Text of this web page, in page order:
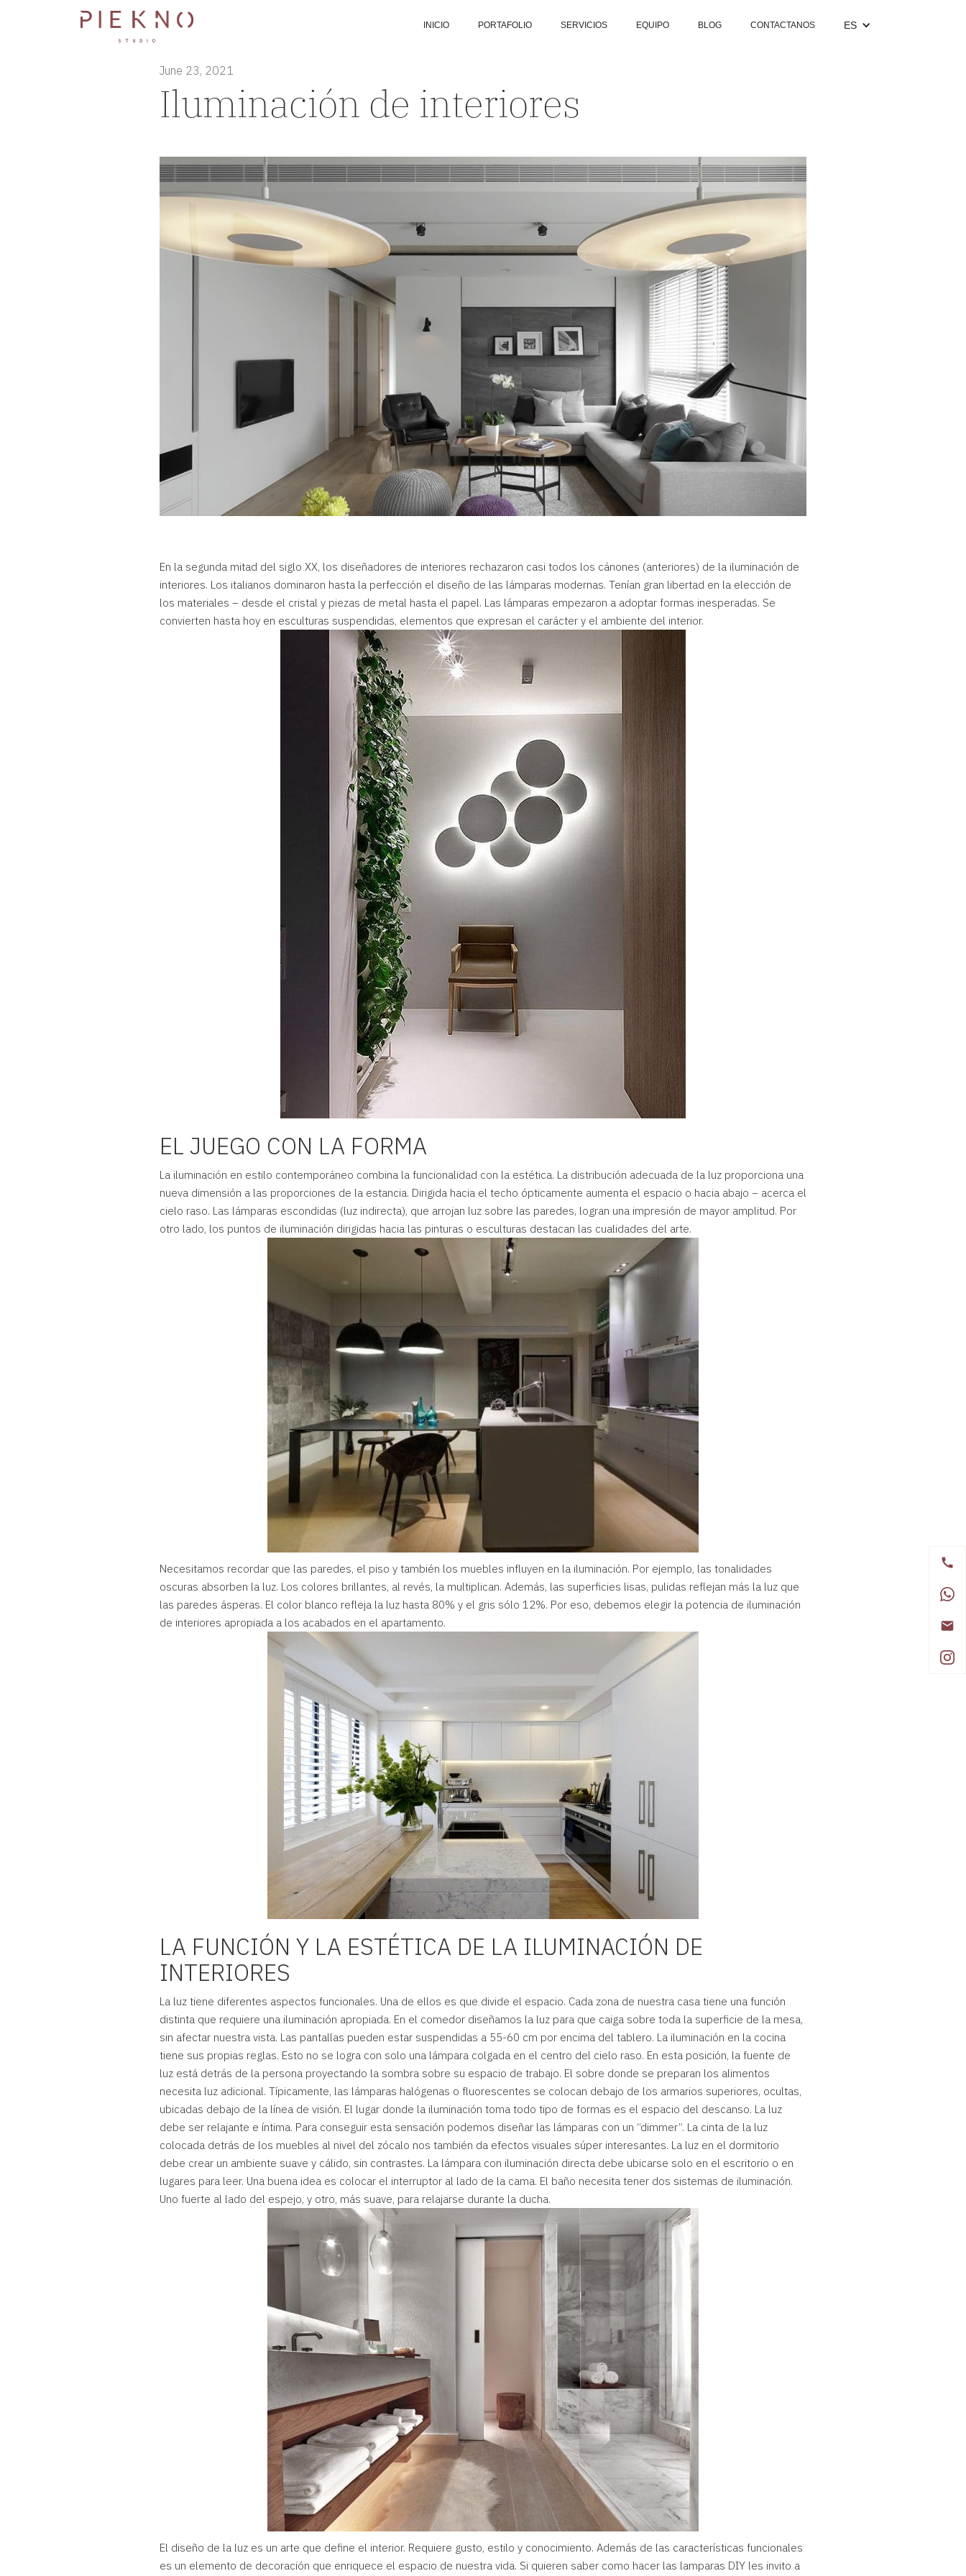
INICIO PORTAFOLIO SERVICIOS EQUIPO BLOG CONTACTANOS ES
June 23, 2021
Iluminación de interiores
En la segunda mitad del siglo XX, los diseñadores de interiores rechazaron casi todos los cánones (anteriores) de la iluminación de
interiores. Los italianos dominaron hasta la perfección el diseño de las lámparas modernas. Tenían gran libertad en la elección de
los materiales – desde el cristal y piezas de metal hasta el papel. Las lámparas empezaron a adoptar formas inesperadas. Se
convierten hasta hoy en esculturas suspendidas, elementos que expresan el carácter y el ambiente del interior.
EL JUEGO CON LA FORMA
La iluminación en estilo contemporáneo combina la funcionalidad con la estética. La distribución adecuada de la luz proporciona una
nueva dimensión a las proporciones de la estancia. Dirigida hacia el techo ópticamente aumenta el espacio o hacia abajo – acerca el
cielo raso. Las lámparas escondidas (luz indirecta), que arrojan luz sobre las paredes, logran una impresión de mayor amplitud. Por
otro lado, los puntos de iluminación dirigidas hacia las pinturas o esculturas destacan las cualidades del arte.
Necesitamos recordar que las paredes, el piso y también los muebles influyen en la iluminación. Por ejemplo, las tonalidades
oscuras absorben la luz. Los colores brillantes, al revés, la multiplican. Además, las superficies lisas, pulidas reflejan más la luz que
las paredes ásperas. El color blanco refleja la luz hasta 80% y el gris sólo 12%. Por eso, debemos elegir la potencia de iluminación
de interiores apropiada a los acabados en el apartamento.
LA FUNCIÓN Y LA ESTÉTICA DE LA ILUMINACIÓN DE
INTERIORES
La luz tiene diferentes aspectos funcionales. Una de ellos es que divide el espacio. Cada zona de nuestra casa tiene una función
distinta que requiere una iluminación apropiada. En el comedor diseñamos la luz para que caiga sobre toda la superficie de la mesa,
sin afectar nuestra vista. Las pantallas pueden estar suspendidas a 55-60 cm por encima del tablero. La iluminación en la cocina
tiene sus propias reglas. Esto no se logra con solo una lámpara colgada en el centro del cielo raso. En esta posición, la fuente de
luz está detrás de la persona proyectando la sombra sobre su espacio de trabajo. El sobre donde se preparan los alimentos
necesita luz adicional. Típicamente, las lámparas halógenas o fluorescentes se colocan debajo de los armarios superiores, ocultas,
ubicadas debajo de la línea de visión. El lugar donde la iluminación toma todo tipo de formas es el espacio del descanso. La luz
debe ser relajante e íntima. Para conseguir esta sensación podemos diseñar las lámparas con un “dimmer”. La cinta de la luz
colocada detrás de los muebles al nivel del zócalo nos también da efectos visuales súper interesantes. La luz en el dormitorio
debe crear un ambiente suave y cálido, sin contrastes. La lámpara con iluminación directa debe ubicarse solo en el escritorio o en
lugares para leer. Una buena idea es colocar el interruptor al lado de la cama. El baño necesita tener dos sistemas de iluminación.
Uno fuerte al lado del espejo, y otro, más suave, para relajarse durante la ducha.
El diseño de la luz es un arte que define el interior. Requiere gusto, estilo y conocimiento. Además de las características funcionales
es un elemento de decoración que enriquece el espacio de nuestra vida. Si quieren saber como hacer las lamparas DIY les invito a